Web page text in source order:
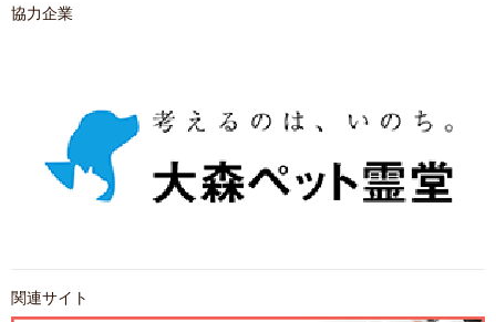
協力企業
関連サイト